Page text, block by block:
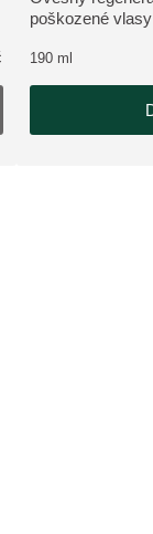
ZOBRAZIT
poškozené vlasy
190 ml